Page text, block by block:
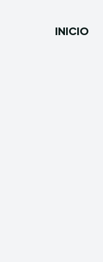
INICIO